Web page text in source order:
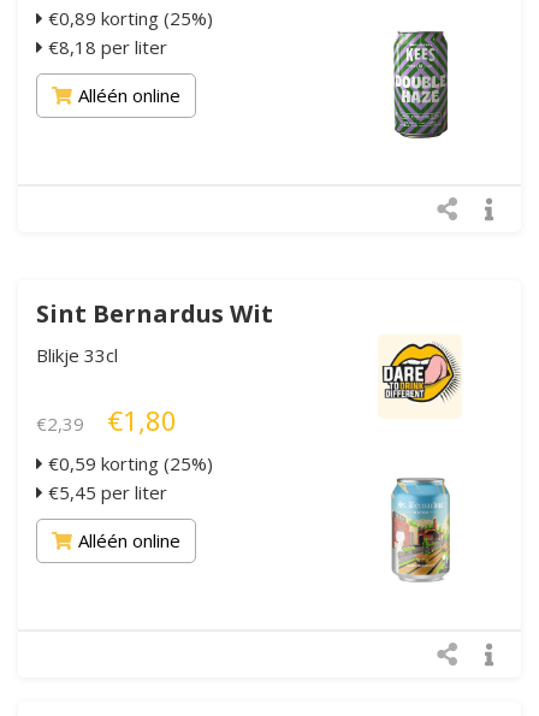
€0,89 korting (25%)
€8,18 per liter
Alléén online
Sint Bernardus Wit
Blikje 33cl
€2,39 €1,80
€0,59 korting (25%)
€5,45 per liter
Alléén online